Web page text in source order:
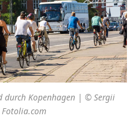
durch Kopenhagen | © Sergii